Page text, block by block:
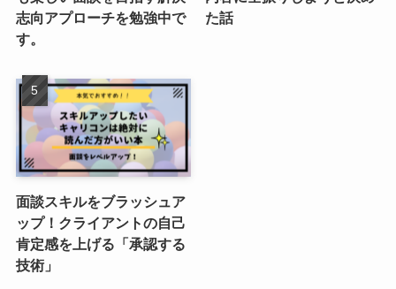
志向アプローチを勉強中で
す。
た話
面談スキルをブラッシュア
ップ！クライアントの自己
肯定感を上げる「承認する
技術」